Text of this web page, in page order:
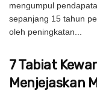
mengumpul
sepanjang 15 tahun
oleh peningkatan...
7 Tabiat
Menjejaskan